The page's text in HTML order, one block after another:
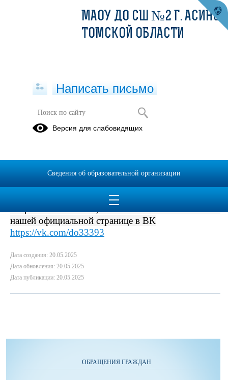
С дополнительной информацией о
мероприятиях спортивной школы,
официальной странице в ВК
С дополнительной информацией о мероприятиях
нашей официальной странице в ВК
https://vk.com/do33393
Дата создания: 20.05.2025
Дата обновления: 20.05.2025
Дата публикации: 20.05.2025
ОБРАЩЕНИЯ ГРАЖДАН
МАОУ ДО СШ №2 Г. АСИНО
ТОМСКОЙ ОБЛАСТИ
Написать письмо
Версия для слабовидящих
Сведения об образовательной организации